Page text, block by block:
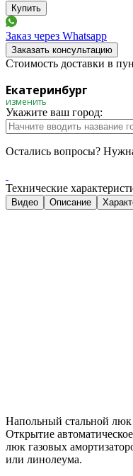
Заказ через Whatsapp
Заказать консультацию
Стоимость доставки в
Екатеринбург
изменить
Укажите ваш город:
Остались вопросы?
Технические
Видео Описание
Напольный стальной
Открытие
люк газовых
или линолеума.